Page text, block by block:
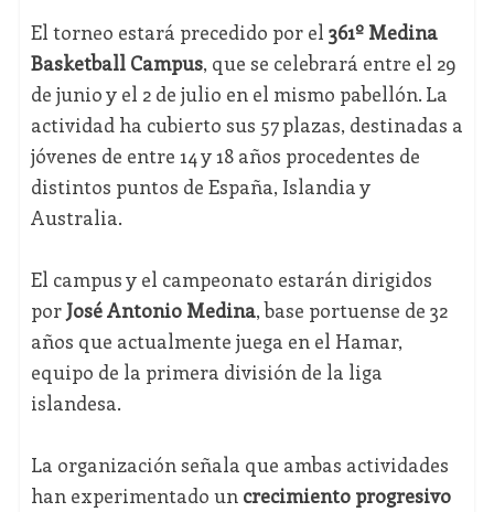
El torneo estará precedido por el 361º Medina
Basketball Campus, que se celebrará entre el 29
de junio y el 2 de julio en el mismo pabellón. La
actividad ha cubierto sus 57 plazas, destinadas a
jóvenes de entre 14 y 18 años procedentes de
distintos puntos de España, Islandia y
Australia.
El campus y el campeonato estarán dirigidos
por José Antonio Medina, base portuense de 32
años que actualmente juega en el Hamar,
equipo de la primera división de la liga
islandesa.
La organización señala que ambas actividades
han experimentado un crecimiento progresivo